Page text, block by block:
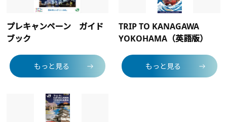
プレキャンペーン ガイド
ブック
もっと見る
TRIP TO KANAGAWA
YOKOHAMA（英語版）
もっと見る